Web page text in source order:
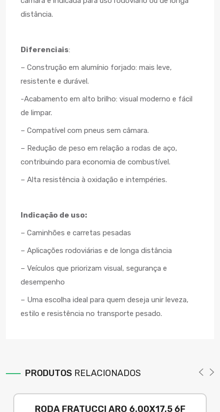
distância.
Diferenciais:
– Construção em alumínio forjado: mais leve,
resistente e durável.
-Acabamento em alto brilho: visual moderno e fácil
de limpar.
– Compatível com pneus sem câmara.
– Redução de peso em relação a rodas de aço,
contribuindo para economia de combustível.
– Alta resistência à oxidação e intempéries.
Indicação de uso:
– Caminhões e carretas pesadas
– Aplicações rodoviárias e de longa distância
– Veículos que priorizam visual, segurança e
desempenho
– Uma escolha ideal para quem deseja unir leveza,
estilo e resistência no transporte pesado.
PRODUTOS RELACIONADOS
RODA FRATUCCI ARO 6.00X17,5 6F